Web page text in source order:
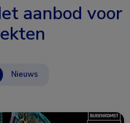
aanbod voor
Nieuws